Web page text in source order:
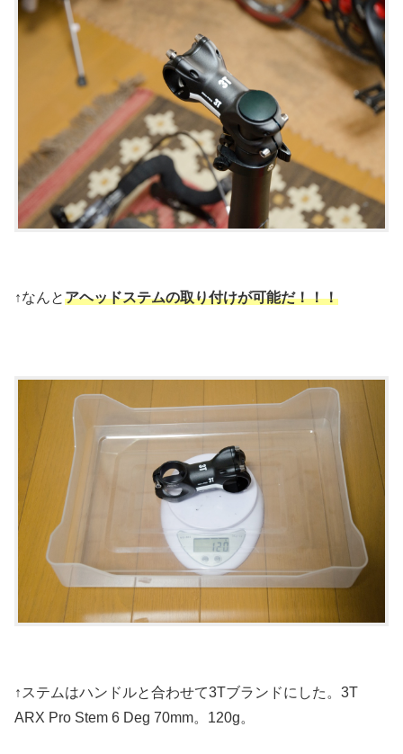
↑なんとアヘッドステムの取り付けが可能だ！！！
↑ステムはハンドルと合わせて3Tブランドにした。3T
ARX Pro Stem 6 Deg 70mm。120g。